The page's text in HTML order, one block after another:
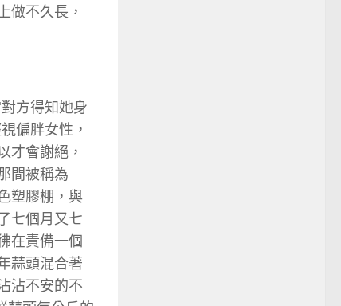
做不久長，
方得知她身
偏胖女性，
才會謝絕，
間被稱為
塑膠棚，與
七個月又七
在責備一個
蒜頭混合著
沾不安的不